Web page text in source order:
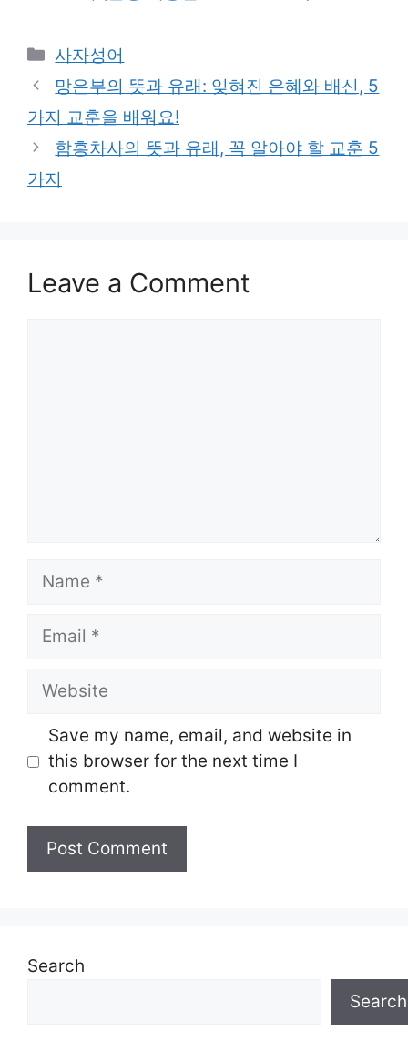
Categories
사자성어
망은부의 뜻과 유래: 잊혀진 은혜와 배신, 5
가지 교훈을 배워요!
함흥차사의 뜻과 유래, 꼭 알아야 할 교훈 5
가지
Leave a Comment
Name
Email
Website
Save my name, email, and website in
this browser for the next time I
comment.
Search
Search